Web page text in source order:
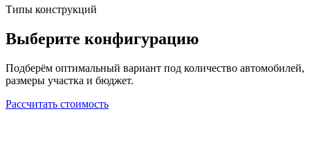
Типы конструкций
Выберите конфигурацию
Подберём оптимальный вариант под количество автомобилей,
размеры участка и бюджет.
Рассчитать стоимость